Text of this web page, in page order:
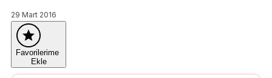
29 Mart 2016
Favorilerime
Ekle